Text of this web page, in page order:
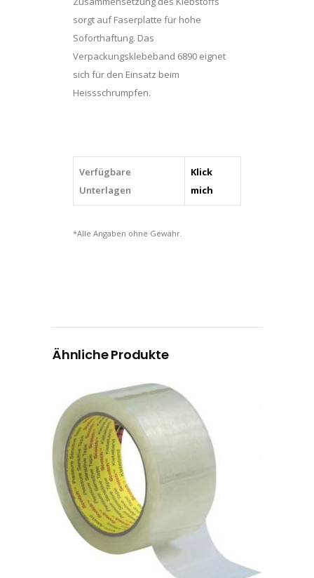
sorgt auf Faserplatte für hohe
Soforthaftung. Das
Verpackungsklebeband 6890 eignet
sich für den Einsatz beim
Heissschrumpfen.
Verfügbare
Unterlagen
Klick
mich
*Alle Angaben ohne Gewähr.
Ähnliche Produkte